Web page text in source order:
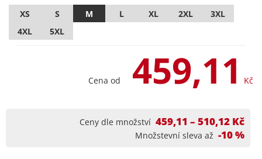
XS S M L XL 2XL
3XL
4XL
5XL
Cena od 459,11 Kč
Ceny dle množství 459,11 – 510,12 Kč
Množstevní sleva až -10 %